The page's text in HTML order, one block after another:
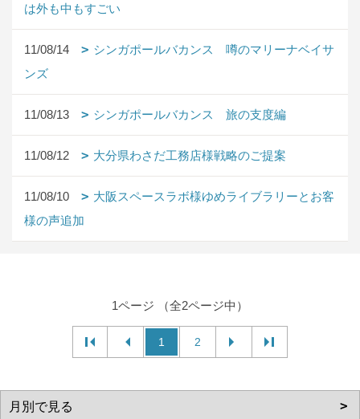
は外も中もすごい
11/08/14
シンガポールバカンス 噂のマリーナベイサ
ンズ
11/08/13 シンガポールバカンス 旅の支度編
11/08/12 大分県わさだ工務店様戦略のご提案
11/08/10
大阪スペースラボ様ゆめライブラリーとお客
様の声追加
1ページ （全2ページ中）
1 2